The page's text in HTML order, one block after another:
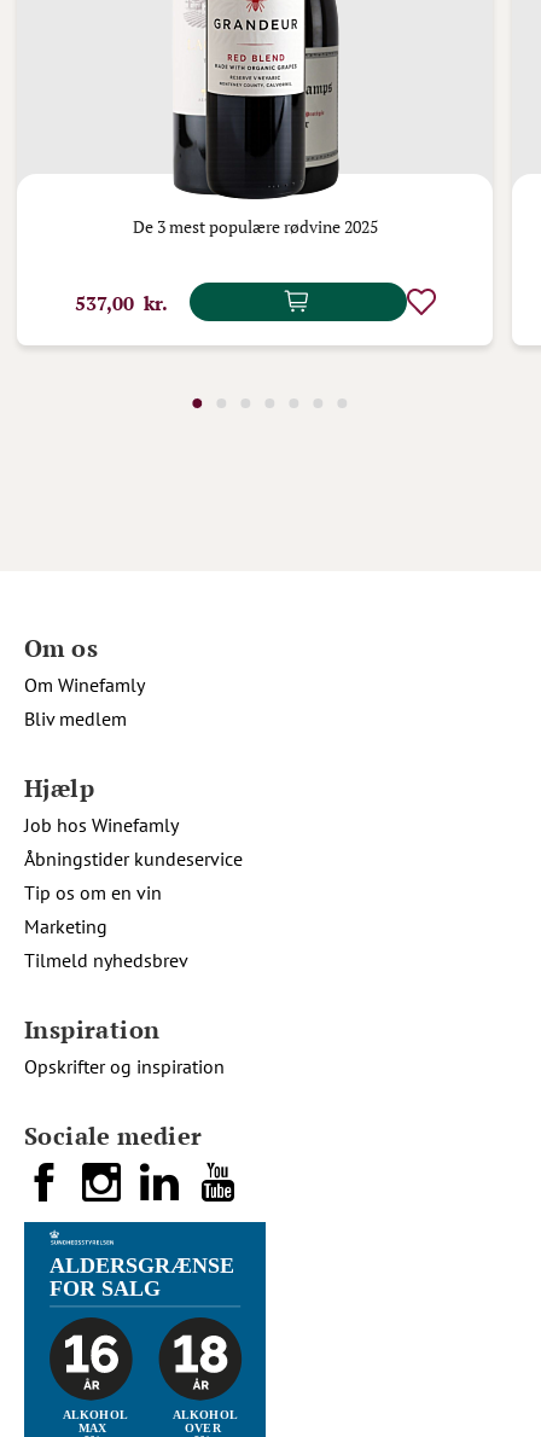
De 3 mest populære rødvine 2025
537,00 kr.
Sociale medier
Om os
Om Winefamly
Bliv medlem
Hjælp
Job hos Winefamly
Åbningstider kundeservice
Tip os om en vin
Marketing
Tilmeld nyhedsbrev
Inspiration
Opskrifter og inspiration